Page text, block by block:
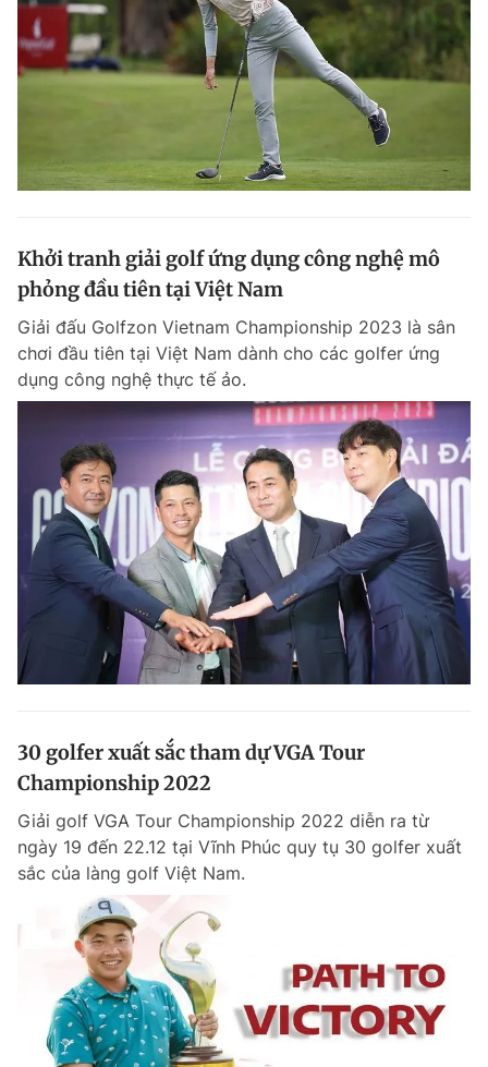
Khởi tranh giải golf ứng dụng công nghệ mô
phỏng đầu tiên tại Việt Nam
Giải đấu Golfzon Vietnam Championship 2023 là sân
chơi đầu tiên tại Việt Nam dành cho các golfer ứng
dụng công nghệ thực tế ảo.
30 golfer xuất sắc tham dự VGA Tour
Championship 2022
Giải golf VGA Tour Championship 2022 diễn ra từ
ngày 19 đến 22.12 tại Vĩnh Phúc quy tụ 30 golfer xuất
sắc của làng golf Việt Nam.